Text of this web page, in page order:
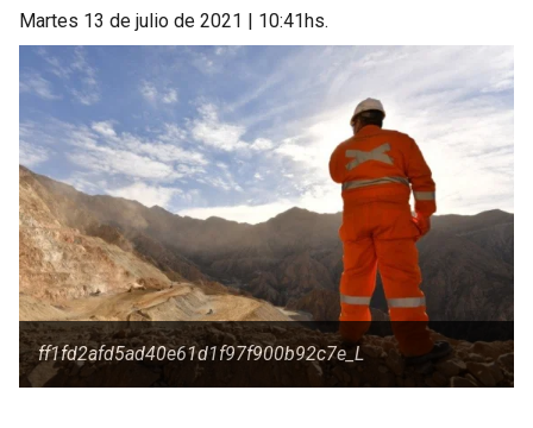
martes 13 de julio de 2021 | 10:41hs.
ff1fd2afd5ad40e61d1f97f900b92c7e_L